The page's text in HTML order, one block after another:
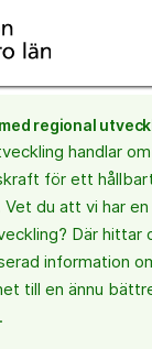
regional
handlar
för ett
Vet du att vi har
Där hittar
information
till en ännu